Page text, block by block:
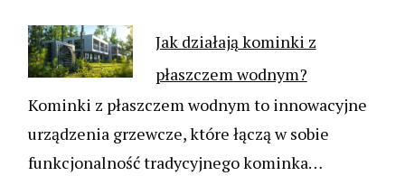
Jak działają kominki z
płaszczem wodnym?
Kominki z płaszczem wodnym to innowacyjne
urządzenia grzewcze, które łączą w sobie
funkcjonalność tradycyjnego kominka…